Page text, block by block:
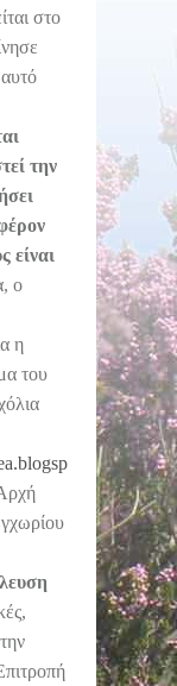
στο
την
είναι
ο
η
του
2012/11/